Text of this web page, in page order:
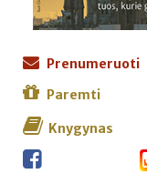
Prenumeruoti
Paremti
Knygynas